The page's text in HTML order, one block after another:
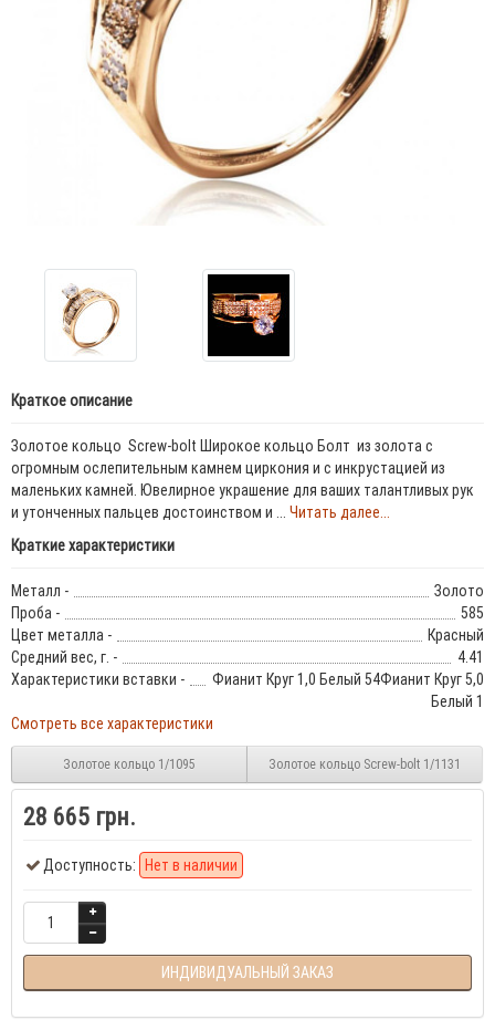
Краткое описание
Золотое кольцо Screw-bolt Широкое кольцо Болт из золота с
огромным ослепительным камнем циркония и с инкрустацией из
маленьких камней. Ювелирное украшение для ваших талантливых рук
и утонченных пальцев достоинством и ... Читать далее...
Краткие характеристики
Металл -
Золото
Проба -
585
Цвет металла -
Красный
Средний вес, г. -
4.41
Характеристики вставки -
Фианит Круг 1,0 Белый 54Фианит Круг 5,0
Белый 1
Смотреть все характеристики
Золотое кольцо 1/1095 Золотое кольцо Screw-bolt 1/1131
28 665 грн.
Доступность: Нет в наличии
ИНДИВИДУАЛЬНЫЙ ЗАКАЗ